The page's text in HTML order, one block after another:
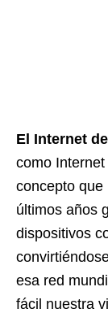
El Internet
como
concepto que
últimos años
dispositivos
esa red
fácil nuestra